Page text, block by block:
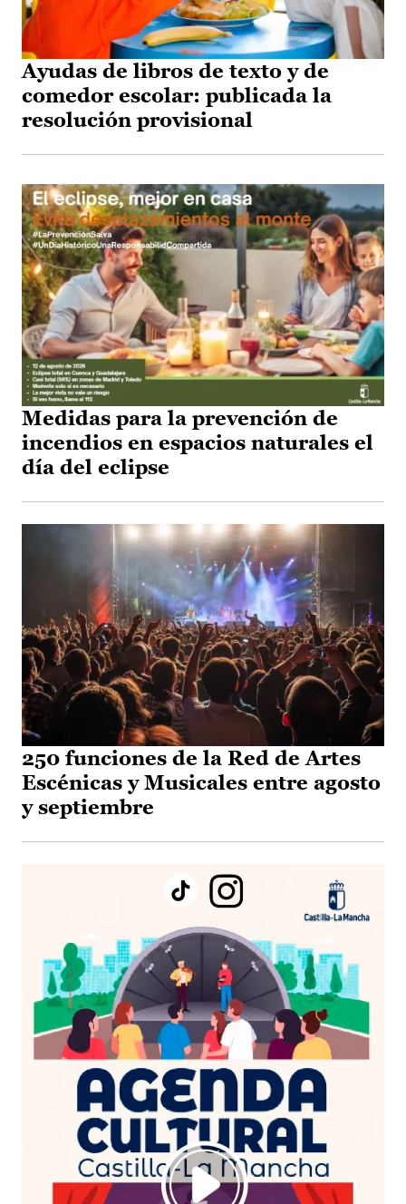
Ayudas de libros de texto y de
comedor escolar: publicada la
resolución provisional
Medidas para la prevención de
incendios en espacios naturales el
día del eclipse
250 funciones de la Red de Artes
Escénicas y Musicales entre agosto
y septiembre